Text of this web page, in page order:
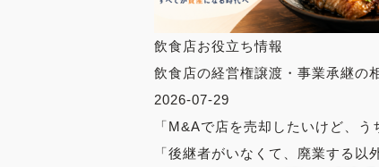
飲食店お役立ち情報
飲食店の経営権譲渡・事業承継の
2026-07-29
「M&Aで店を売却したいけど、
「後継者がいなくて、廃業する以